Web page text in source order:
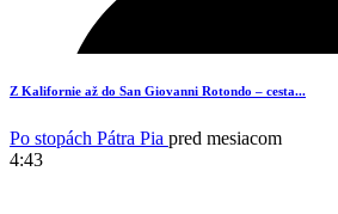
5
Z Kalifornie až do San Giovanni Rotondo – cesta...
Po stopách Pátra Pia pred mesiacom
4:43